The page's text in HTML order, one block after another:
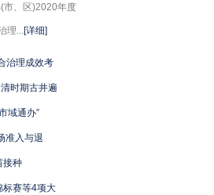
市、区)2020年度
理...[详细]
治理成效考
时期古井遍
域通办”
准入与退
接种
标赛等4项大